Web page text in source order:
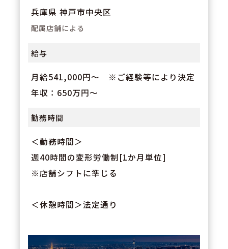
兵庫県 神戸市中央区
配属店舗による
給与
月給541,000円～ ※ご経験等により決定
年収：650万円～
勤務時間
＜勤務時間＞
週40時間の変形労働制[1か月単位]
※店舗シフトに準じる
＜休憩時間＞法定通り